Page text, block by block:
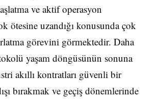
ve aktif operasyon
ötesine uzandığı konusunda çok
görevini görmektedir. Daha
yaşam döngüsünün sonuna
akıllı kontratları güvenli bir
bırakmak ve geçiş dönemlerinde